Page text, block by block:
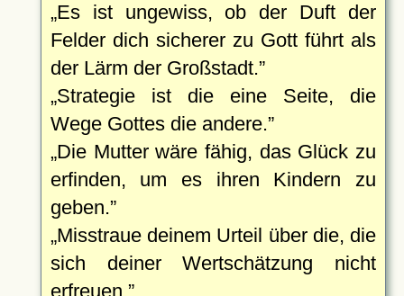
Es ist ungewiss, ob der Duft der
Felder dich sicherer zu Gott führt als
der Lärm der Großstadt.
Strategie ist die eine Seite, die
Wege Gottes die andere.
Die Mutter wäre fähig, das Glück zu
erfinden, um es ihren Kindern zu
geben.
Misstraue deinem Urteil über die, die
sich deiner Wertschätzung nicht
erfreuen.